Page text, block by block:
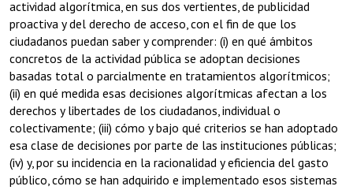
actividad algorítmica, en sus dos vertientes, de publicidad
proactiva y del derecho de acceso, con el fin de que los
ciudadanos puedan saber y comprender: (i) en qué ámbitos
concretos de la actividad pública se adoptan decisiones
basadas total o parcialmente en tratamientos algorítmicos;
(ii) en qué medida esas decisiones algorítmicas afectan a los
derechos y libertades de los ciudadanos, individual o
colectivamente; (iii) cómo y bajo qué criterios se han adoptado
esa clase de decisiones por parte de las instituciones públicas;
(iv) y, por su incidencia en la racionalidad y eficiencia del gasto
público, cómo se han adquirido e implementado esos sistemas